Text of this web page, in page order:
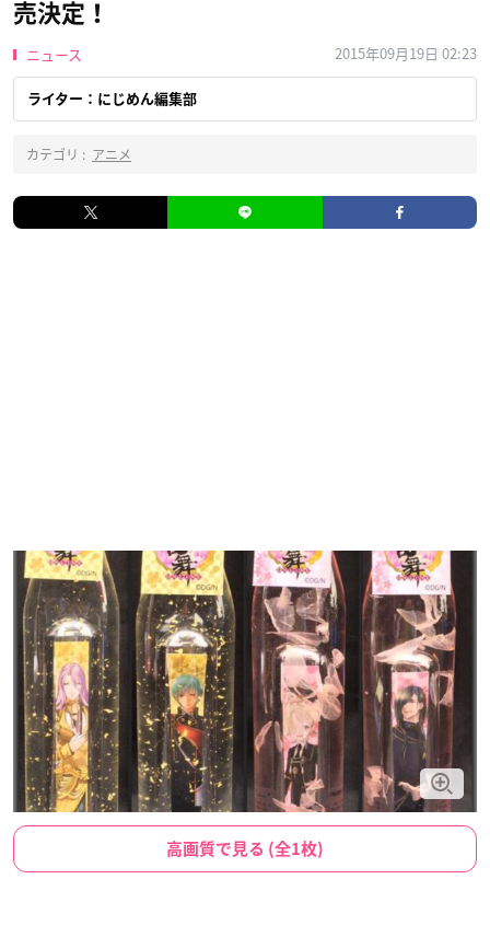
売決定！
ニュース 2015年09月19日 02:23
ライター：にじめん編集部
カテゴリ : アニメ
高画質で見る (全1枚)